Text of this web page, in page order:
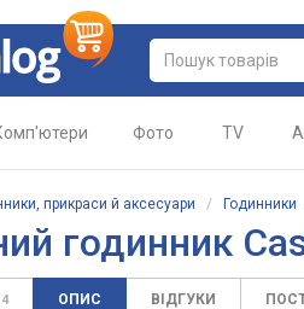
Фото TV
прикраси й аксесуари / Годинники
годинник
ОПИС ВІДГУКИ